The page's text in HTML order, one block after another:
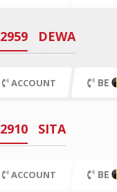
2959 DEWA
ACCOUNT BE
2910 SITA
ACCOUNT BE